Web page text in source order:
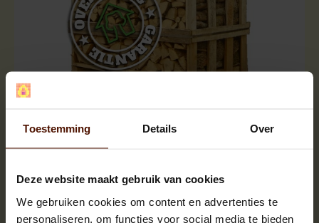
Toestemming Details Over
Deze website maakt gebruik van cookies
We gebruiken cookies om content en advertenties te
personaliseren, om functies voor social media te bieden
ca.120x80x120cm. | bloklengte ca.25 cm.